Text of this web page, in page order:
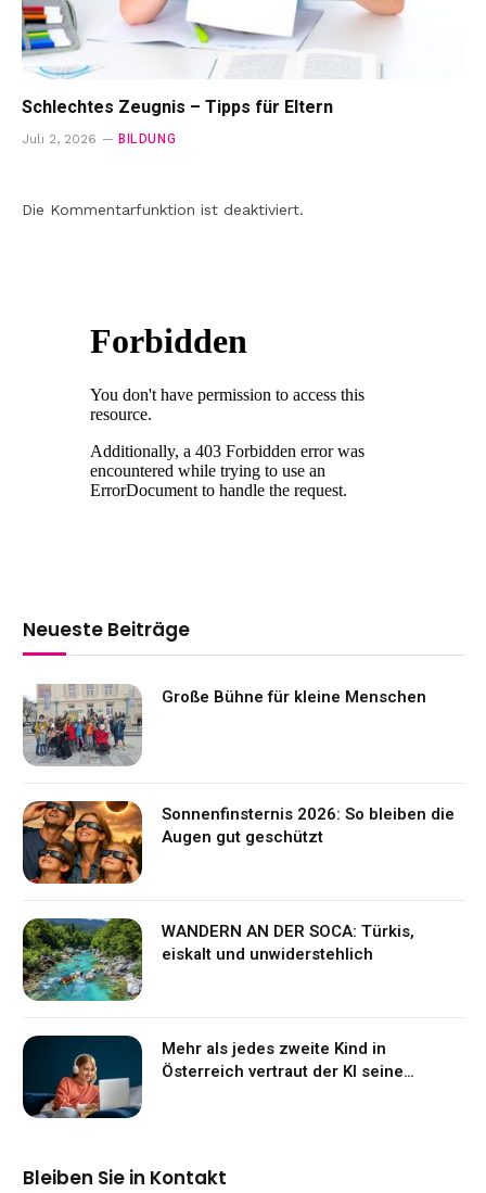
Schlechtes Zeugnis – Tipps für Eltern
Juli 2, 2026 BILDUNG
Die Kommentarfunktion ist deaktiviert.
Neueste Beiträge
Große Bühne für kleine Menschen
Sonnenfinsternis 2026: So bleiben die
Augen gut geschützt
WANDERN AN DER SOCA: Türkis,
eiskalt und unwiderstehlich
Mehr als jedes zweite Kind in
Österreich vertraut der KI seine
Bleiben Sie in Kontakt